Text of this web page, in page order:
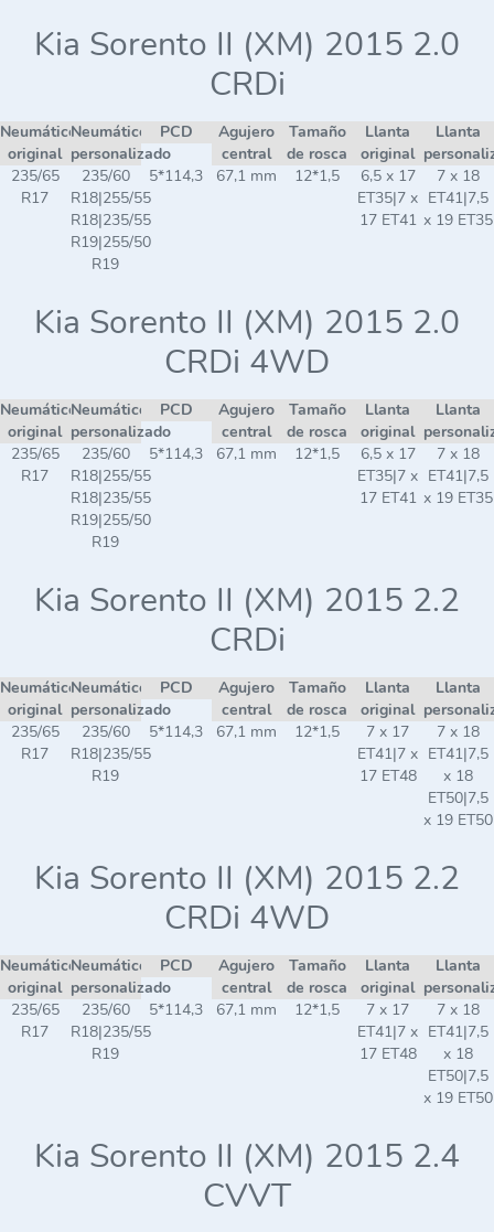
Kia Sorento II (XM) 2015 2.0
CRDi
Neumático
original
Neumático
personalizado
PCD
Agujero
central
Tamaño
de rosca
Llanta
original
Llanta
235/65
R17
235/60
R18|255/55
R18|235/55
R19|255/50
R19
5*114,3 67,1 mm 12*1,5
6,5 x 17
ET35|7 x
17 ET41
7 x 18
ET41|7,5
x 19 ET35
Kia Sorento II (XM) 2015 2.0
CRDi 4WD
Neumático
original
Neumático
personalizado
PCD
Agujero
central
Tamaño
de rosca
Llanta
original
Llanta
235/65
R17
235/60
R18|255/55
R18|235/55
R19|255/50
R19
5*114,3 67,1 mm 12*1,5
6,5 x 17
ET35|7 x
17 ET41
7 x 18
ET41|7,5
x 19 ET35
Kia Sorento II (XM) 2015 2.2
CRDi
Neumático
original
Neumático
personalizado
PCD
Agujero
central
Tamaño
de rosca
Llanta
original
Llanta
235/65
R17
235/60
R18|235/55
R19
5*114,3 67,1 mm 12*1,5
7 x 17
ET41|7 x
17 ET48
7 x 18
ET41|7,5
x 18
ET50|7,5
x 19 ET50
Kia Sorento II (XM) 2015 2.2
CRDi 4WD
Neumático
original
Neumático
personalizado
PCD
Agujero
central
Tamaño
de rosca
Llanta
original
Llanta
235/65
R17
235/60
R18|235/55
R19
5*114,3 67,1 mm 12*1,5
7 x 17
ET41|7 x
17 ET48
7 x 18
ET41|7,5
x 18
ET50|7,5
x 19 ET50
Kia Sorento II (XM) 2015 2.4
CVVT